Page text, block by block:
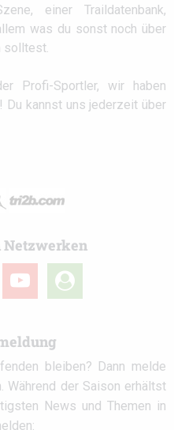
einer Traildatenbank,
was du sonst noch über
solltest.
Profi-Sportler, wir haben
Du kannst uns jederzeit über
Netzwerken
youtube
user-
circle
bleiben? Dann melde
Während der Saison erhältst
News und Themen in